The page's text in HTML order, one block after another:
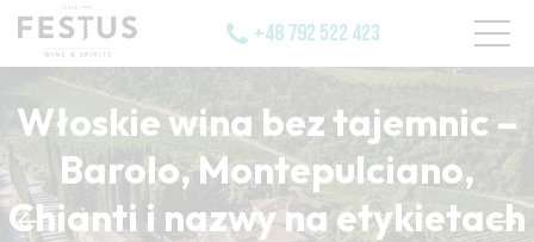
+48 792 522 423
Włoskie wina bez tajemnic –
Barolo, Montepulciano,
Chianti i nazwy na etykietach